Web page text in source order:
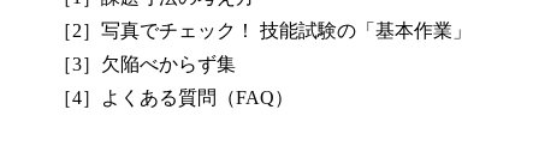
［2］写真でチェック！ 技能試験の「基本作業」
［3］欠陥べからず集
［4］よくある質問（FAQ）